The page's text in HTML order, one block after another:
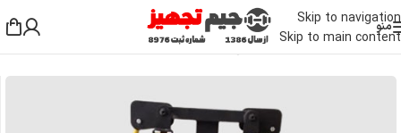
Skip to navigation
Skip to main content
منو
دستگاه بدنسازی باشگاهی/دستگاه بدنسازی بالا تنه